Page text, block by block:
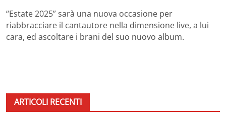
“Estate 2025” sarà una nuova occasione per
riabbracciare il cantautore nella dimensione live, a lui
cara, ed ascoltare i brani del suo nuovo album.
ARTICOLI RECENTI